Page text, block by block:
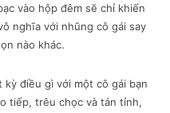
vào hộp đêm sẽ chỉ khiến
nghĩa với nhũng cô gái say
nào khác.
điều gì với một cô gái bạn
tiếp, trêu chọc và tán tỉnh,